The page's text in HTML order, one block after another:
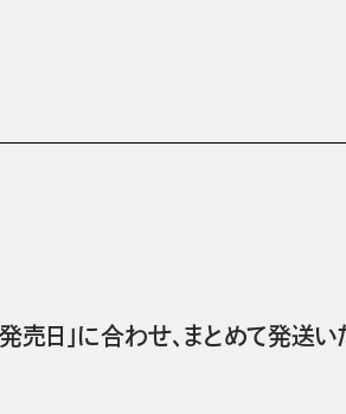
日」に合わせ、まとめて発送い